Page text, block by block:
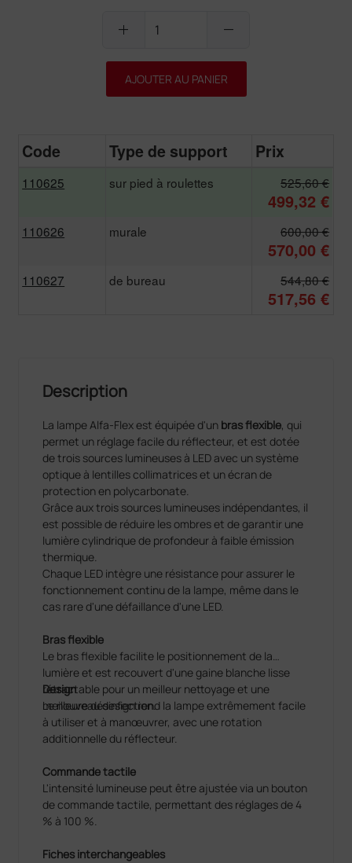
add remove
AJOUTER AU PANIER
Code Type de support Prix
110625 sur pied à roulettes 525,60 €
499,32 €
110626 murale 600,00 €
570,00 €
110627 de bureau 544,80 €
517,56 €
Description
La lampe Alfa-Flex est équipée d'un bras flexible, qui
permet un réglage facile du réflecteur, et est dotée
de trois sources lumineuses à LED avec un système
optique à lentilles collimatrices et un écran de
protection en polycarbonate.
Grâce aux trois sources lumineuses indépendantes, il
est possible de réduire les ombres et de garantir une
lumière cylindrique de profondeur à faible émission
thermique.
Chaque LED intègre une résistance pour assurer le
fonctionnement continu de la lampe, même dans le
cas rare d'une défaillance d'une LED.
Bras flexible
Le bras flexible facilite le positionnement de la
lumière et est recouvert d'une gaine blanche lisse
rétractable pour un meilleur nettoyage et une
meilleure désinfection.
Design
Le nouveau design rend la lampe extrêmement facile
à utiliser et à manœuvrer, avec une rotation
additionnelle du réflecteur.
Commande tactile
L'intensité lumineuse peut être ajustée via un bouton
de commande tactile, permettant des réglages de 4
% à 100 %.
Fiches interchangeables